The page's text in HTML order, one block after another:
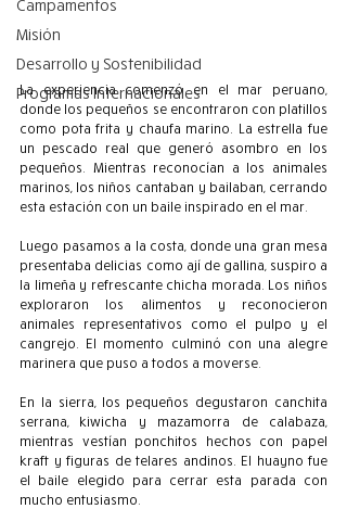
Campamentos
Misión
Desarrollo y Sostenibilidad
Programas Internacionales
La experiencia comenzó en el mar peruano,
donde los pequeños se encontraron con platillos
como pota frita y chaufa marino. La estrella fue
un pescado real que generó asombro en los
pequeños. Mientras reconocían a los animales
marinos, los niños cantaban y bailaban, cerrando
esta estación con un baile inspirado en el mar.
Luego pasamos a la costa, donde una gran mesa
presentaba delicias como ají de gallina, suspiro a
la limeña y refrescante chicha morada. Los niños
exploraron los alimentos y reconocieron
animales representativos como el pulpo y el
cangrejo. El momento culminó con una alegre
marinera que puso a todos a moverse.
En la sierra, los pequeños degustaron canchita
serrana, kiwicha y mazamorra de calabaza,
mientras vestían ponchitos hechos con papel
kraft y figuras de telares andinos. El huayno fue
el baile elegido para cerrar esta parada con
mucho entusiasmo.